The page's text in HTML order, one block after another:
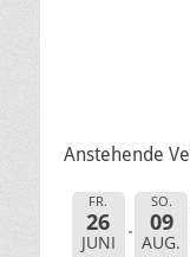
Anstehende
FR.
26
JUNI
SO.
09
AUG.